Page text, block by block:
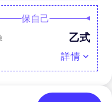
保自己
乙式
詳情